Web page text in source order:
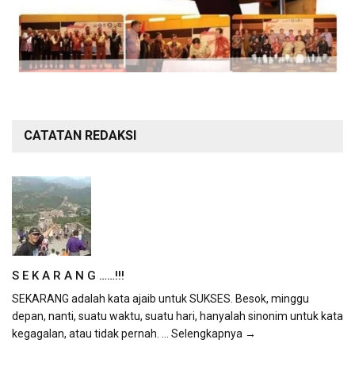
CATATAN REDAKSI
S E K A R A N G ……!!!
SEKARANG adalah kata ajaib untuk SUKSES. Besok, minggu
depan, nanti, suatu waktu, suatu hari, hanyalah sinonim untuk kata
kegagalan, atau tidak pernah. ... Selengkapnya →